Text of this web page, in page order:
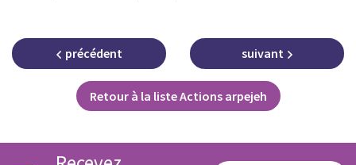
précédent
Retour à la liste Actions arpejeh
suivant